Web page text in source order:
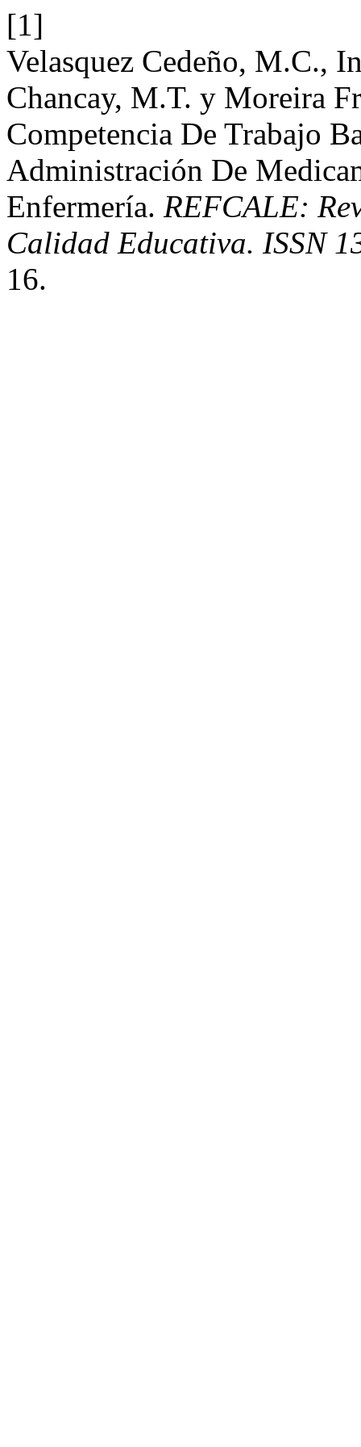
[1]
Velasquez Cedeño, M.C.,
Chancay, M.T. y Moreira
Competencia De Trabajo
Administración De
Enfermería. REFCALE:
Calidad Educativa. ISSN
16.